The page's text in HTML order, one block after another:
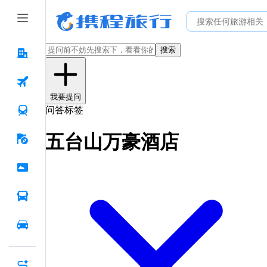
搜索
我要提问
问答标签
五台山万豪酒店